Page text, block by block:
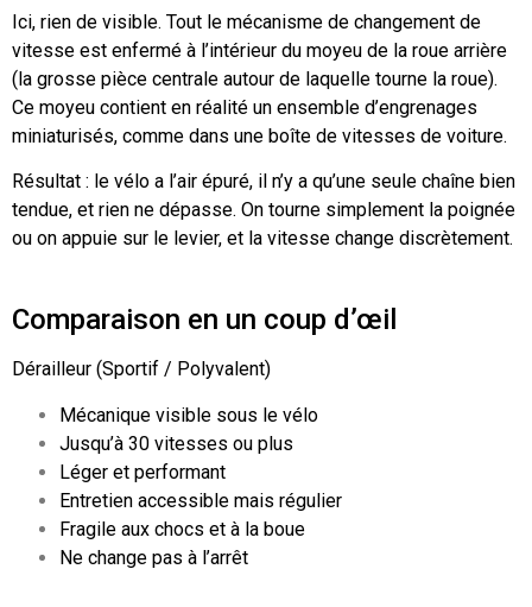
Ici, rien de visible. Tout le mécanisme de changement de
vitesse est enfermé à l’intérieur du moyeu de la roue arrière
(la grosse pièce centrale autour de laquelle tourne la roue).
Ce moyeu contient en réalité un ensemble d’engrenages
miniaturisés, comme dans une boîte de vitesses de voiture.
Résultat : le vélo a l’air épuré, il n’y a qu’une seule chaîne bien
tendue, et rien ne dépasse. On tourne simplement la poignée
ou on appuie sur le levier, et la vitesse change discrètement.
Comparaison en un coup d’œil
Dérailleur (Sportif / Polyvalent)
Mécanique visible sous le vélo
Jusqu’à 30 vitesses ou plus
Léger et performant
Entretien accessible mais régulier
Fragile aux chocs et à la boue
Ne change pas à l’arrêt